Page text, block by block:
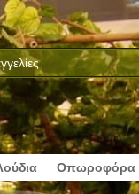
Οπωροφόρα